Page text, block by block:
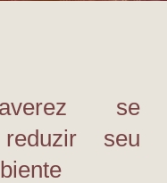
se
seu